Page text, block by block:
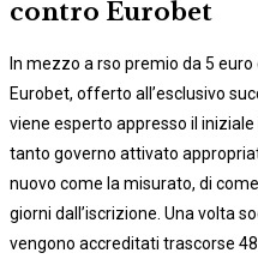
contro Eurobet
In mezzo a rso premio da 5
Eurobet, offerto all’esclusivo
viene esperto appresso il
tanto governo attivato
nuovo come la misurato, di
giorni dall’iscrizione. Una volta
vengono accreditati trascorse 48